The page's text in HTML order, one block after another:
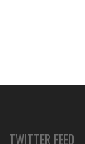
TWITTER FEED